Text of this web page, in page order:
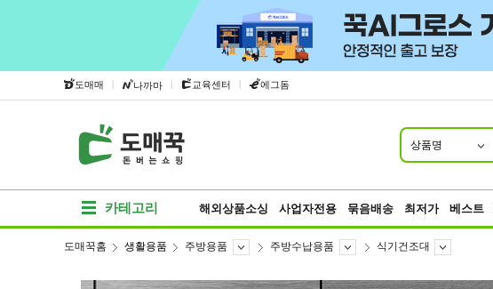
도매매 | 나까마 | 교육센터 | 에그돔
상품명
카테고리 해외상품소싱 사업자전용 묶음배송 최저가 베스트
도매꾹홈 생활용품 주방용품 주방수납용품 식기건조대